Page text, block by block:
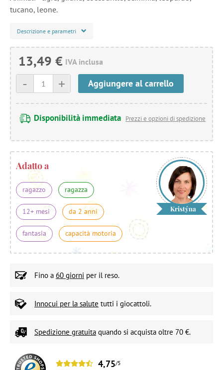
tucano, leone.
Descrizione e parametri
13,49 € IVA inclusa
+
- Aggiungere al carrello
Disponibilità immediata Prezzi e opzioni di spedizione
Adatto a
ragazzo ragazza
12+ mesi da 2 anni
fantasia capacità motoria
Kristýna
Fino a 60 giorni per il reso.
Innocui per la salute tutti i giocattoli.
Spedizione gratuita quando si acquista oltre 70 €.
4,75/5